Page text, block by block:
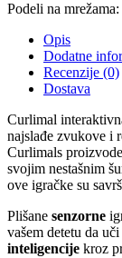
Podeli na mrežama:
Opis
Dodatne
Recenzije (0)
Dostava
Curlimal
najslađe zvukove i
Curlimals
svojim nestašnim
ove igračke su
Plišane senzorne
vašem detetu da
inteligencije kroz